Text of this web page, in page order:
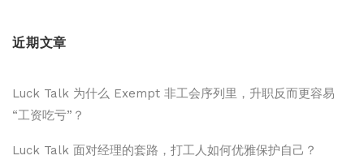
近期文章
Luck Talk 为什么 Exempt 非工会序列里，升职反而更容易
“工资吃亏”？
Luck Talk 面对经理的套路，打工人如何优雅保护自己？